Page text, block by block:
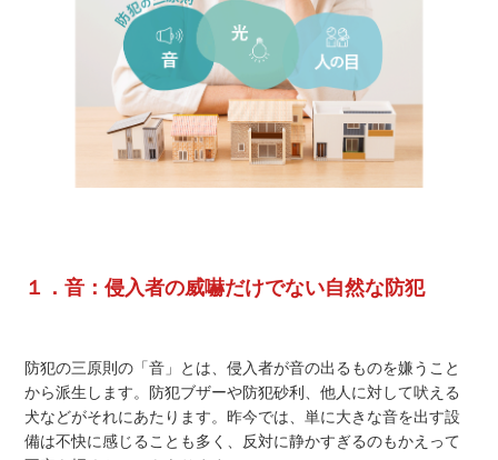
１．音：侵入者の威嚇だけでない自然な防犯
防犯の三原則の「音」とは、侵入者が音の出るものを嫌うこと
から派生します。防犯ブザーや防犯砂利、他人に対して吠える
犬などがそれにあたります。昨今では、単に大きな音を出す設
備は不快に感じることも多く、反対に静かすぎるのもかえって